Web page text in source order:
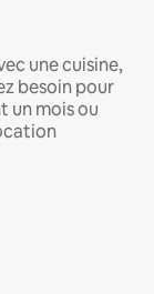
une cuisine,
besoin pour
un mois ou